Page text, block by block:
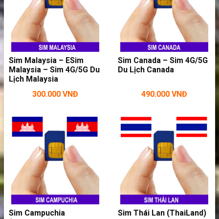
Thoải mái vào mạng trong chuyến đi
Colombia
>>>Nếu thấy dung lượng sim không đáp
ứng đủ nhu cầu vào mạng thì bạn
Sim Malaysia – ESim
Malaysia – Sim 4G/5G Du
Lịch Malaysia
300.000 VNĐ
Sim Canada – Sim 4G/5G
Du Lịch Canada
490.000 VNĐ
Sim Campuchia
Sim Thái Lan (ThaiLand)